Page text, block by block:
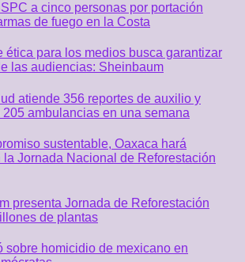
a cinco personas por portación
de fuego en la Costa
ética para los medios busca garantizar
las audiencias: Sheinbaum
atiende 356 reportes de auxilio y
ambulancias en una semana
sustentable, Oaxaca hará
la Jornada Nacional de Reforestación
presenta Jornada de Reforestación
de plantas
sobre homicidio de mexicano en